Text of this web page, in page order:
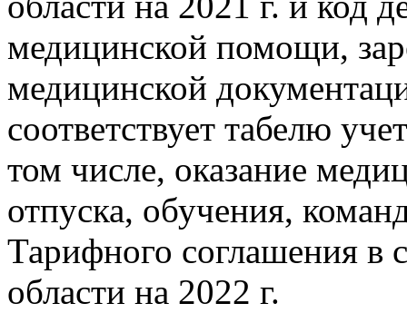
медицинской помощи,
медицинской
соответствует табелю
том числе, оказание
отпуска, обучения,
Тарифного соглашения
области на 2022 г.